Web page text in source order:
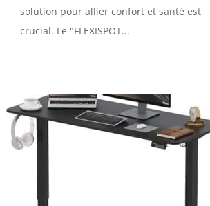
solution pour allier confort et santé est
crucial. Le "FLEXISPOT...